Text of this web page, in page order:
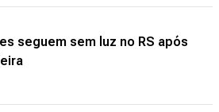
seguem sem luz no RS após